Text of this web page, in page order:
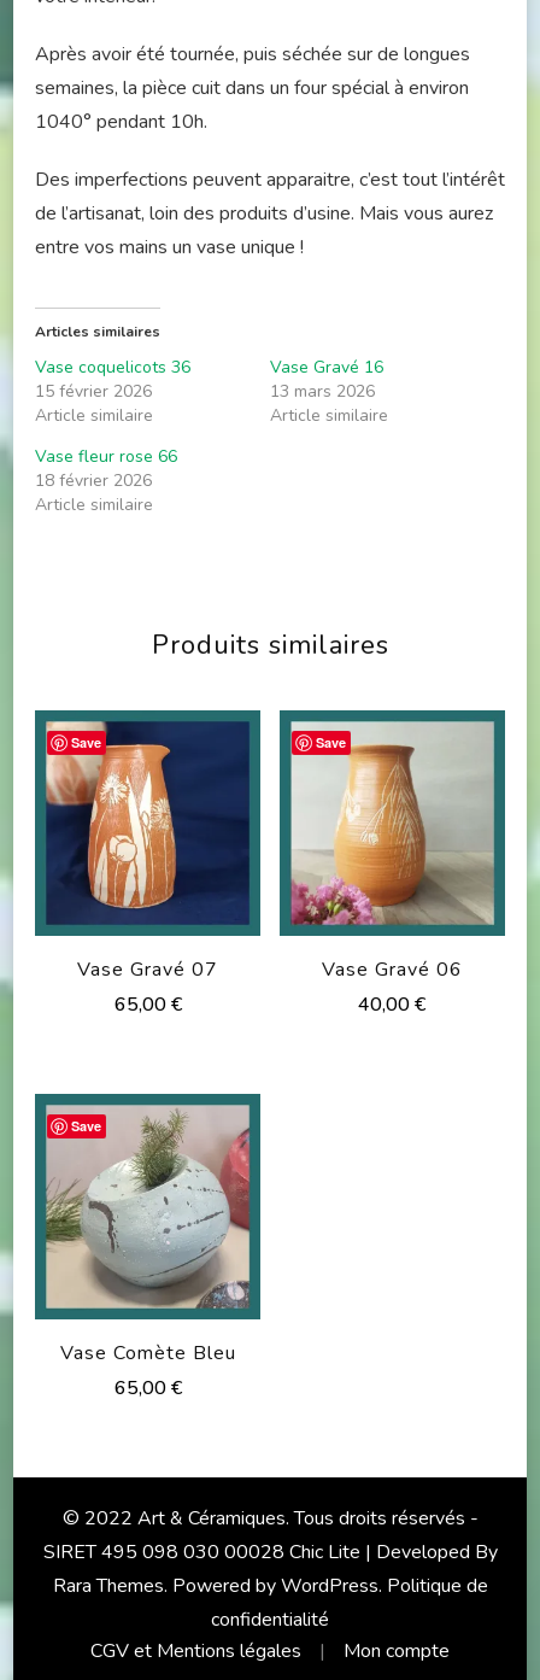
Après avoir été tournée, puis séchée sur de longues
semaines, la pièce cuit dans un four spécial à environ
1040° pendant 10h.
Des imperfections peuvent apparaitre, c’est tout l’intérêt
de l’artisanat, loin des produits d’usine. Mais vous aurez
entre vos mains un vase unique !
Articles similaires
Vase coquelicots 36
15 février 2026
Article similaire
Vase Gravé 16
13 mars 2026
Article similaire
Vase fleur rose 66
18 février 2026
Article similaire
Produits similaires
Save
Vase Gravé 07
65,00€
Save
Vase Gravé 06
40,00€
Save
Vase Comète Bleu
65,00€
© 2022 Art & Céramiques. Tous droits réservés -
SIRET 495 098 030 00028 Chic Lite | Developed By
Rara Themes. Powered byWordPress. Politique de
confidentialité
CGV et Mentions légales
Mon compte